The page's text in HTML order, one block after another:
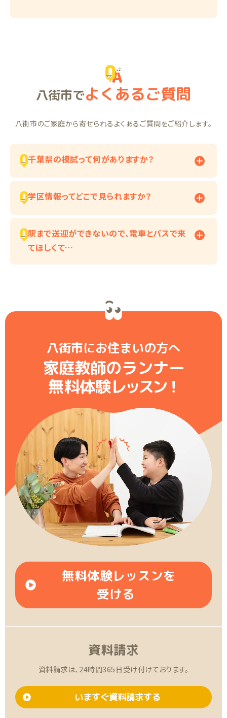
八街市でよくあるご質問
八街市のご家庭から寄せられるよくあるご質問をご紹介します。
千葉県の模試って何がありますか？
学区情報ってどこで見られますか？
駅まで送迎ができないので、電車とバスで来
てほしくて…
八街市にお住まいの方へ
家庭教師のランナー
無料体験レッスン！
無料体験レッスンを
受ける
資料請求
資料請求は、24時間365日受け付けております。
いますぐ資料請求する